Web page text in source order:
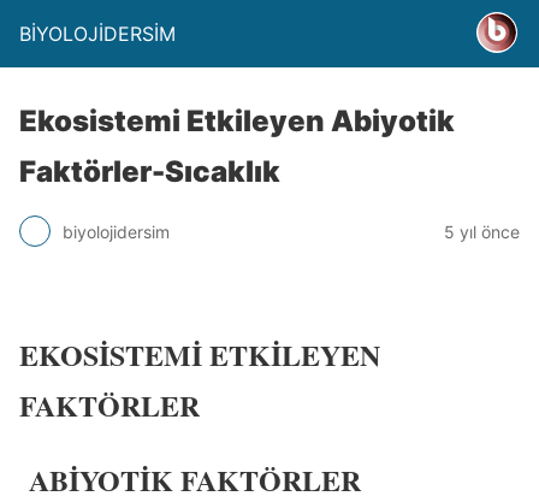
BİYOLOJİDERSİM
Ekosistemi Etkileyen Abiyotik
Faktörler-Sıcaklık
biyolojidersim 5 yıl önce
EKOSİSTEMİ ETKİLEYEN
FAKTÖRLER
ABİYOTİK FAKTÖRLER